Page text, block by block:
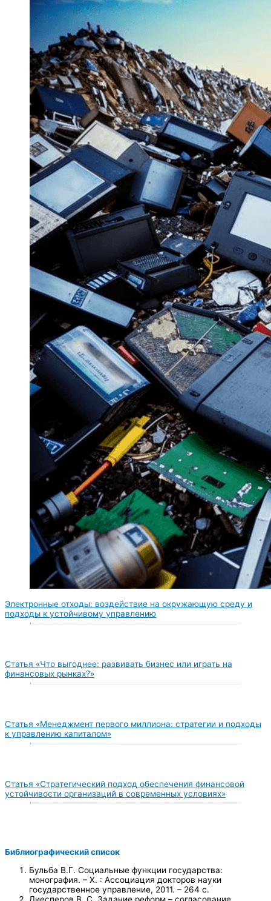
Электронные отходы: воздействие на окружающую среду и
подходы к устойчивому управлению
Статья «Что выгоднее: развивать бизнес или играть на
финансовых рынках?»
Статья «Менеджмент первого миллиона: стратегии и подходы
к управлению капиталом»
Статья «Стратегический подход обеспечения финансовой
устойчивости организаций в современных условиях»
Библиографический список
Бульба В.Г. Социальные функции государства:
монография. – Х. : Ассоциация докторов науки
государственное управление, 2011. – 264 с.
Диесперов В. С. Задание реформ – согласование